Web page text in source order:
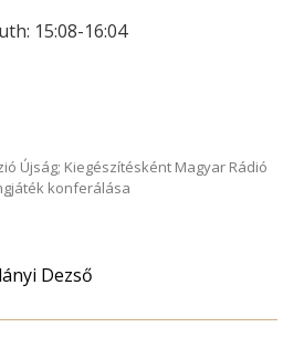
15:08-16:04
Újság; Kiegészítésként Magyar Rádió
konferálása
Dezső